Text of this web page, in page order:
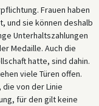
Frauen haben
und sie können deshalb
Unterhaltszahlungen
Medaille. Auch die
hatte, sind dahin.
viele Türen offen.
von der Linie
für den gilt keine